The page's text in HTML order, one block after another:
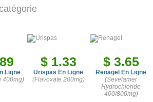
Ligne
400mg)
$ 1.33
Urispas En Ligne
(Flavoxate 200mg)
$ 3.65
Renagel En Ligne
(Sevelamer
Hydrochloride
400/800mg)